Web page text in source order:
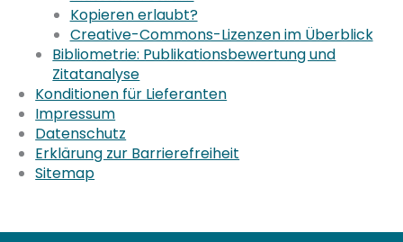
Kopieren erlaubt?
Creative-Commons-Lizenzen im Überblick
Bibliometrie: Publikationsbewertung und
Zitatanalyse
Konditionen für Lieferanten
Impressum
Datenschutz
Erklärung zur Barrierefreiheit
Sitemap